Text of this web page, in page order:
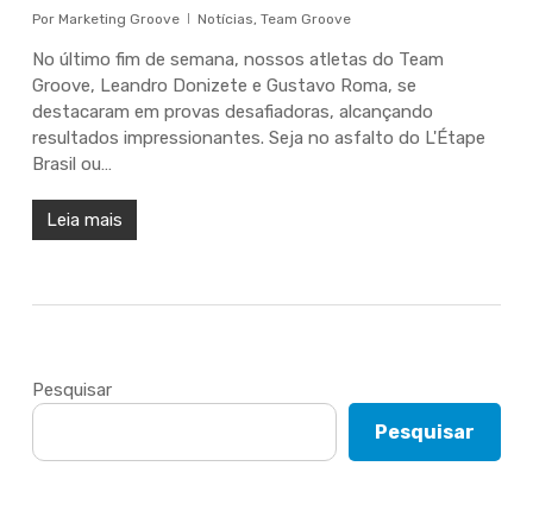
Por Marketing Groove Notícias, Team Groove
No último fim de semana, nossos atletas do Team
Groove, Leandro Donizete e Gustavo Roma, se
destacaram em provas desafiadoras, alcançando
resultados impressionantes. Seja no asfalto do L'Étape
Brasil ou…
Leia mais
Pesquisar
Pesquisar